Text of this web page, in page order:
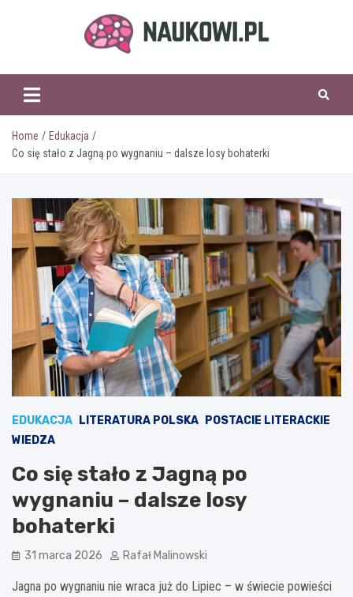
naukowi.pl
Home
Edukacja
Co się stało z Jagną po wygnaniu – dalsze losy bohaterki
EDUKACJA LITERATURA POLSKA
POSTACIE LITERACKIE
WIEDZA
Co się stało z Jagną po
wygnaniu – dalsze losy
bohaterki
31 marca 2026 Rafał Malinowski
Jagna po wygnaniu nie wraca już do Lipiec – w świecie powieści